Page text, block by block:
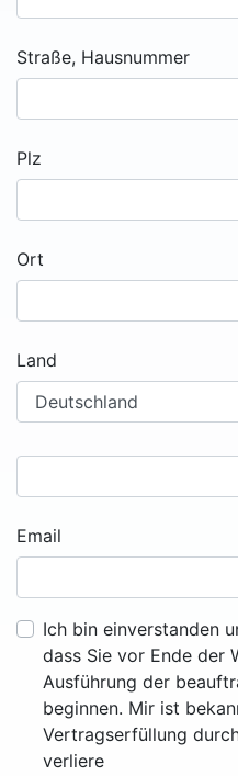
Straße, Hausnummer
Plz
Ort
Land
Email
Ich bin einverstanden
dass Sie vor Ende der
Ausführung der
beginnen. Mir ist
Vertragserfüllung
verliere